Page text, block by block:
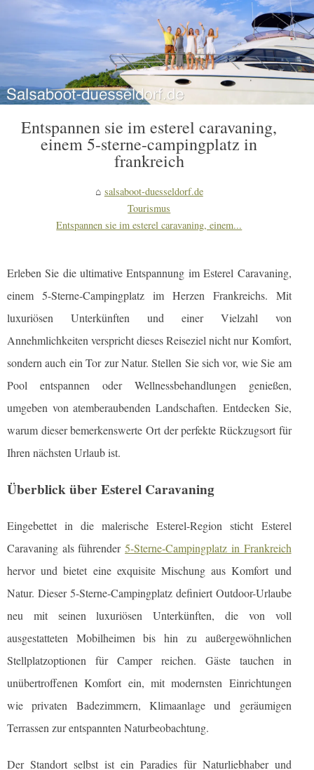
Entspannen sie im esterel caravaning,
einem 5-sterne-campingplatz in
frankreich
salsaboot-duesseldorf.de
Tourismus
Entspannen sie im esterel caravaning, einem...
Erleben Sie die ultimative Entspannung im Esterel Caravaning,
einem 5-Sterne-Campingplatz im Herzen Frankreichs. Mit
luxuriösen Unterkünften und einer Vielzahl von
Annehmlichkeiten verspricht dieses Reiseziel nicht nur Komfort,
sondern auch ein Tor zur Natur. Stellen Sie sich vor, wie Sie am
Pool entspannen oder Wellnessbehandlungen genießen,
umgeben von atemberaubenden Landschaften. Entdecken Sie,
warum dieser bemerkenswerte Ort der perfekte Rückzugsort für
Ihren nächsten Urlaub ist.
Überblick über Esterel Caravaning
Eingebettet in die malerische Esterel-Region sticht Esterel
Caravaning als führender5-Sterne-Campingplatz in Frankreich
hervor und bietet eine exquisite Mischung aus Komfort und
Natur. Dieser 5-Sterne-Campingplatz definiert Outdoor-Urlaube
neu mit seinen luxuriösen Unterkünften, die von voll
ausgestatteten Mobilheimen bis hin zu außergewöhnlichen
Stellplatzoptionen für Camper reichen. Gäste tauchen in
unübertroffenen Komfort ein, mit modernsten Einrichtungen
wie privaten Badezimmern, Klimaanlage und geräumigen
Terrassen zur entspannten Naturbeobachtung.
Der Standort selbst ist ein Paradies für Naturliebhaber und